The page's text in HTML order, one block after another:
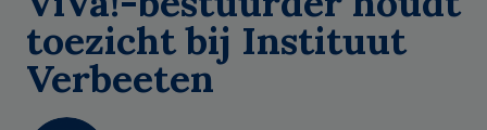
toezicht bij Instituut
Verbeeten